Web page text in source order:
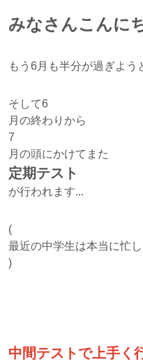
みなさんこんに
もう6月も半分が過ぎよう
そして6
月の終わりから
7
月の頭にかけてまた
定期テスト
が行われます...
(
最近の中学生は本当に忙
)
中間テストで上手く